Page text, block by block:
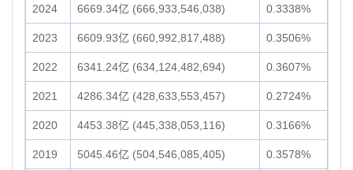
2024 6669.34亿 (666,933,546,038) 0.3338%
2023 6609.93亿 (660,992,817,488) 0.3506%
2022 6341.24亿 (634,124,482,694) 0.3607%
2021 4286.34亿 (428,633,553,457) 0.2724%
2020 4453.38亿 (445,338,053,116) 0.3166%
2019 5045.46亿 (504,546,085,405) 0.3578%